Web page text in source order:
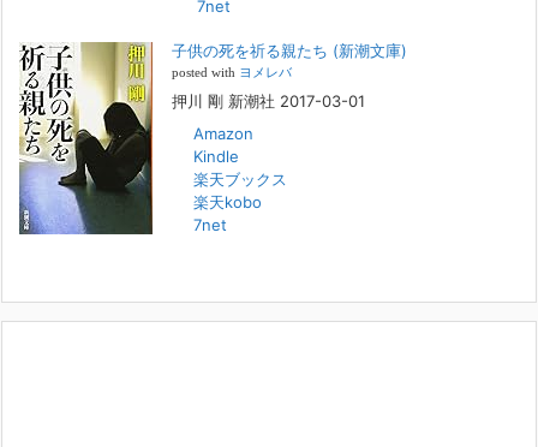
本日（日曜）深夜1時25分～FBS福岡放送『目撃者f』で、（株）トキワ
されます。「俺がつなげてやる～コワモテ“説得屋”の生き様～」続きを
[...]
人と“直接”向き合うことの価値
2022年1月14日
2022年になりました。すでに言い尽くされていることではありますが、
コロナ禍は、日々の生活や生き方そのものを考える機会となりました。
「人に会う」こと一つをとっても、実はさして必要のなかった付き合い
7net
子供の死を祈る親たち (新潮文庫)
posted with ヨメレバ
押川 剛 新潮社 2017-03-01
Amazon
Kindle
楽天ブックス
楽天kobo
7net